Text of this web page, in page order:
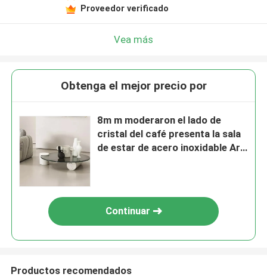
Proveedor verificado
Vea más
Obtenga el mejor precio por
8m m moderaron el lado de
cristal del café presenta la sala
de estar de acero inoxidable Art
Continuar
Productos recomendados